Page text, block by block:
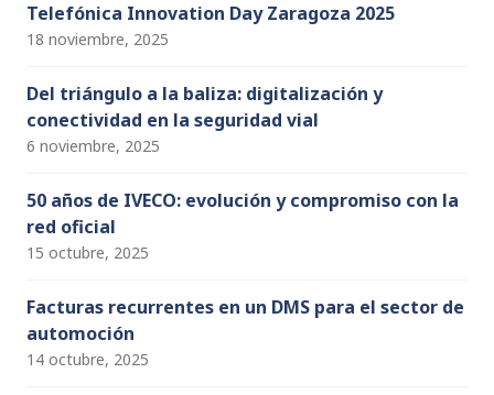
Telefónica Innovation Day Zaragoza 2025
18 noviembre, 2025
Del triángulo a la baliza: digitalización y
conectividad en la seguridad vial
6 noviembre, 2025
50 años de IVECO: evolución y compromiso con la
red oficial
15 octubre, 2025
Facturas recurrentes en un DMS para el sector de
automoción
14 octubre, 2025